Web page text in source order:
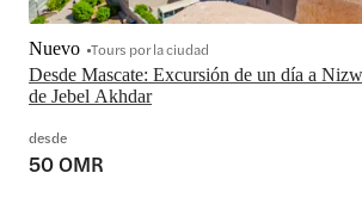
Desde Mascate: Excursión de un día a
de Jebel Akhdar
Nuevo Tours por la ciudad
desde
50 OMR